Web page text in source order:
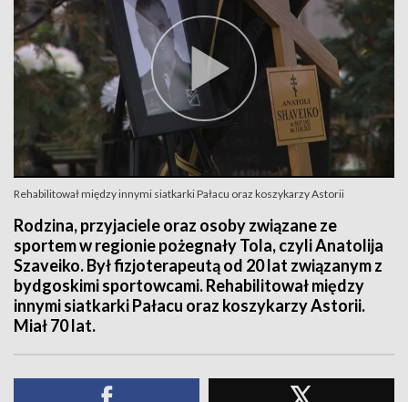
Rehabilitował między innymi siatkarki Pałacu oraz koszykarzy Astorii
Rodzina, przyjaciele oraz osoby związane ze
sportem w regionie pożegnały Tola, czyli Anatolija
Szaveiko. Był fizjoterapeutą od 20 lat związanym z
bydgoskimi sportowcami. Rehabilitował między
innymi siatkarki Pałacu oraz koszykarzy Astorii.
Miał 70 lat.